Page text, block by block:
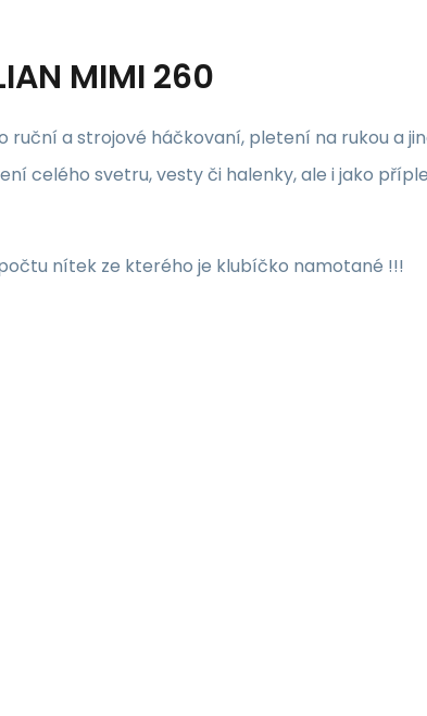
MIMI 260
ruční a strojové háčkovaní, pletení na rukou a
celého svetru, vesty či halenky, ale i jako
nítek ze kterého je klubíčko namotané !!!